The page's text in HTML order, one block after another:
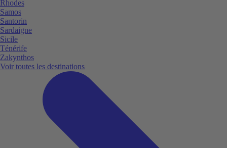
Rhodes
Samos
Santorin
Sardaigne
Sicile
Ténérife
Zakynthos
Voir toutes les destinations